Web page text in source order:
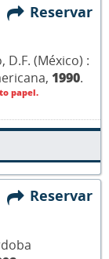
Reservar
D.F. (México) :
1990.
papel.
Reservar